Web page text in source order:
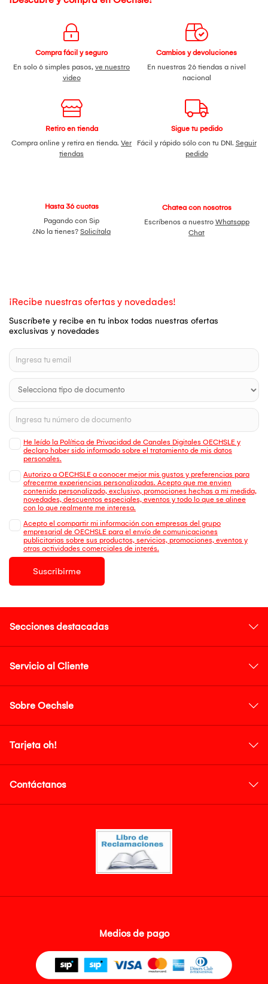
Compra fácil y seguro
En solo 6 simples pasos, ve nuestro
video
Cambios y devoluciones
En nuestras 26 tiendas a nivel
nacional
Retiro en tienda
Compra online y retira en tienda. Ver
tiendas
Sigue tu pedido
Fácil y rápido sólo con tu DNI. Seguir
pedido
Hasta 36 cuotas
Pagando con Sip
¿No la tienes? Solicítala
Chatea con nosotros
Escríbenos a nuestro Whatsapp
Chat
¡Recibe nuestras ofertas y novedades!
Suscríbete y recibe en tu inbox todas nuestras ofertas
exclusivas y novedades
He leído la Política de Privacidad de Canales Digitales OECHSLE y
declaro haber sido informado sobre el tratamiento de mis datos
personales.
Autorizo a OECHSLE a conocer mejor mis gustos y preferencias para
ofrecerme experiencias personalizadas. Acepto que me envien
contenido personalizado, exclusivo, promociones hechas a mi medida,
novedades, descuentos especiales, eventos y todo lo que se alinee
con lo que realmente me interesa.
Acepto el compartir mi información con empresas del grupo
empresarial de OECHSLE para el envío de comunicaciones
publicitarias sobre sus productos, servicios, promociones, eventos y
otras actividades comerciales de interés.
Suscribirme
Secciones destacadas
Servicio al Cliente
Sobre Oechsle
Tarjeta oh!
Contáctanos
Medios de pago